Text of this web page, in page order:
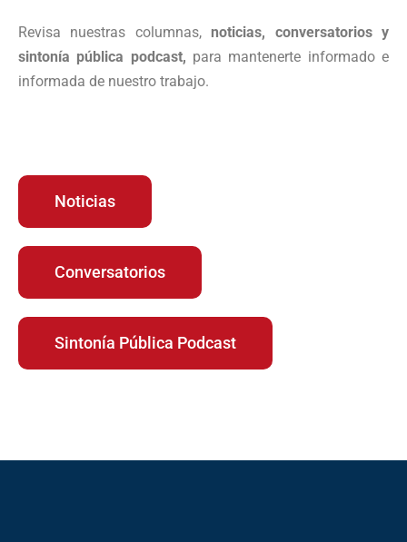
Revisa nuestras columnas, noticias, conversatorios y
sintonía pública podcast, para mantenerte informado e
informada de nuestro trabajo.
Noticias
Conversatorios
Sintonía Pública Podcast